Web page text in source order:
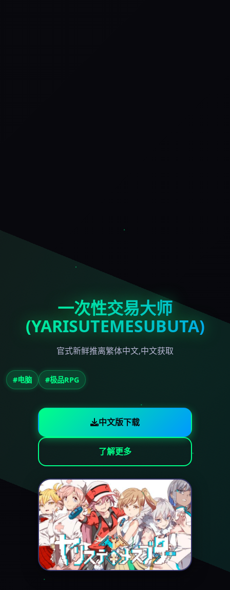
一次性交易大师
(YARISUTEMESUBUTA)
官式新鲜推离繁体中文,中文获取
#电脑 #极品RPG
中文版下载
了解更多